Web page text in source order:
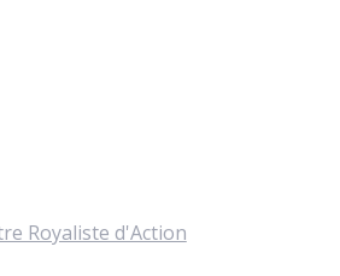
Royaliste d'Action